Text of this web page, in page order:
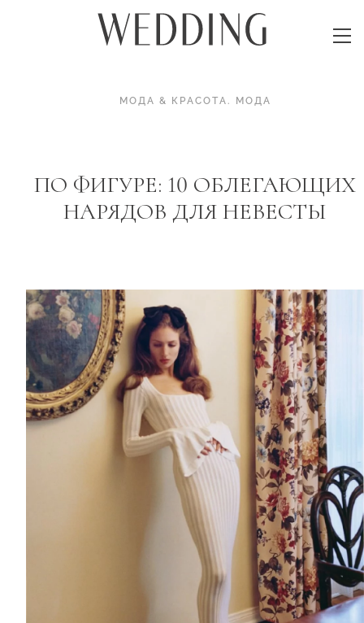
МОДА & КРАСОТА. МОДА
ПО ФИГУРЕ: 10 ОБЛЕГАЮЩИХ
НАРЯДОВ ДЛЯ НЕВЕСТЫ